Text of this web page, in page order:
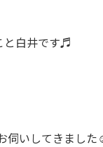
と白井です♬
伺いしてきました